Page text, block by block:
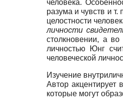
человека.
разума и чувств и
целостности
личности
столкновении, а
личностью Юнг
человеческой
Изучение
Автор акцентирует
которые могут